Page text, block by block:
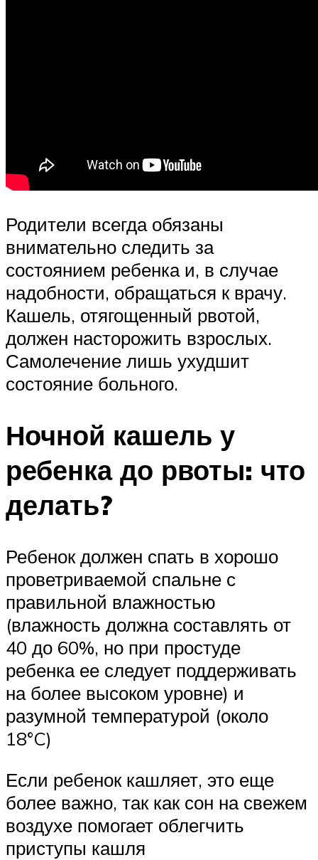
Родители всегда обязаны
внимательно следить за
состоянием ребенка и, в случае
надобности, обращаться к врачу.
Кашель, отягощенный рвотой,
должен насторожить взрослых.
Самолечение лишь ухудшит
состояние больного.
Ночной кашель у
ребенка до рвоты: что
делать?
Ребенок должен спать в хорошо
проветриваемой спальне с
правильной влажностью
(влажность должна составлять от
40 до 60%, но при простуде
ребенка ее следует поддерживать
на более высоком уровне) и
разумной температурой (около
18°C)
Если ребенок кашляет, это еще
более важно, так как сон на свежем
воздухе помогает облегчить
приступы кашля